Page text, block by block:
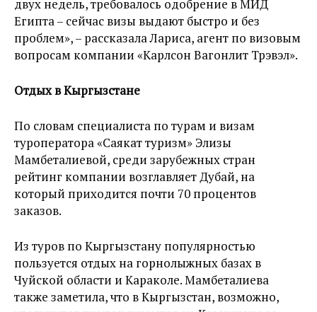
двух недель, требовалось одобрение в МИД
Египта – сейчас визы выдают быстро и без
проблем», – рассказала Лариса, агент по визовым
вопросам компании «Карлсон Вагонлит Трэвэл».
Отдых в Кыргызстане
По словам специалиста по турам и визам
туроператора «Саякат туризм» Элизы
Мамбеталиевой, среди зарубежных стран
рейтинг компании возглавляет Дубай, на
который приходится почти 70 процентов
заказов.
Из туров по Кыргызстану популярностью
пользуется отдых на горнолыжных базах в
Чуйской области и Караколе. Мамбеталиева
также заметила, что в Кыргызстан, возможно,